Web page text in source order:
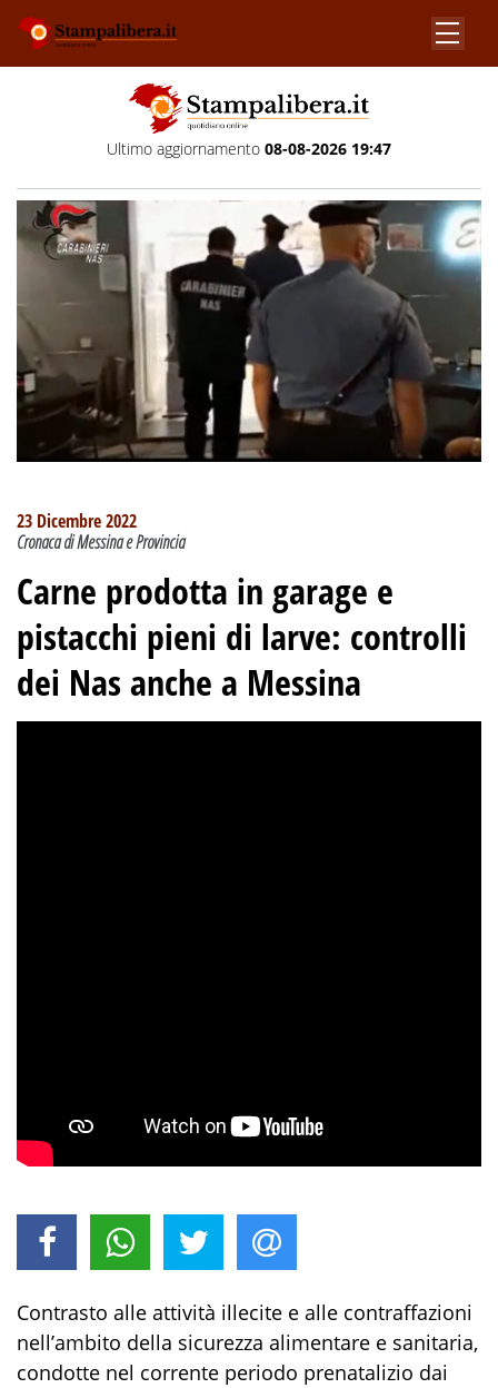
Ultimo aggiornamento 08-08-2026 19:47
23 Dicembre 2022
Cronaca di Messina e Provincia
Carne prodotta in garage e
pistacchi pieni di larve: controlli
dei Nas anche a Messina
Contrasto alle attività illecite e alle contraffazioni
nell’ambito della sicurezza alimentare e sanitaria,
condotte nel corrente periodo prenatalizio dai